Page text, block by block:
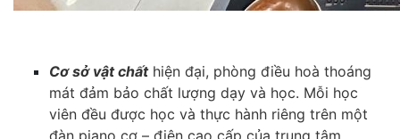
Cơ sở vật chấthiện đại, phòng điều hoà thoáng
mát đảm bảo chất lượng dạy và học. Mỗi học
viên đều được học và thực hành riêng trên một
đàn piano cơ – điện cao cấp của trung tâm.